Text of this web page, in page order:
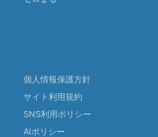
個人情報保護方針
サイト利用規約
SNS利用ポリシー
AIポリシー